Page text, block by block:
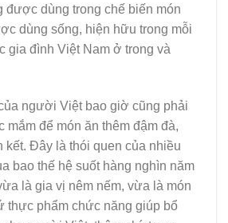
được dùng trong chế biến món
dùng sống, hiện hữu trong mỗi
gia đình Việt Nam ở trong và
người Việt bao giờ cũng phải
mắm để món ăn thêm đậm đà,
kết. Đây là thói quen của nhiều
bao thế hệ suốt hàng nghìn năm
là gia vị nêm nếm, vừa là món
thực phẩm chức năng giúp bổ